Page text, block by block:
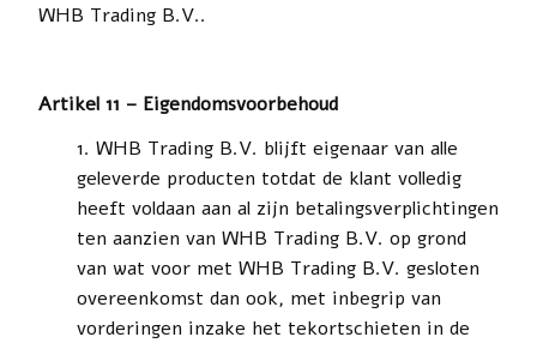
WHB Trading B.V..
Artikel 11 – Eigendomsvoorbehoud
WHB Trading B.V. blijft eigenaar van alle
geleverde producten totdat de klant volledig
heeft voldaan aan al zijn betalingsverplichtingen
ten aanzien van WHB Trading B.V. op grond
van wat voor met WHB Trading B.V. gesloten
overeenkomst dan ook, met inbegrip van
vorderingen inzake het tekortschieten in de